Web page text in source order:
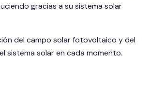
gracias a su sistema solar
del campo solar fotovoltaico y del
sistema solar en cada momento.